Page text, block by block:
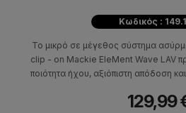
Κωδικός :
Το μικρό σε μέγεθος σύστημα
clip - on Mackie EleMent Wave LAV
ποιότητα ήχου, αξιόπιστη απόδοση
ήχου χωρίς
129,99